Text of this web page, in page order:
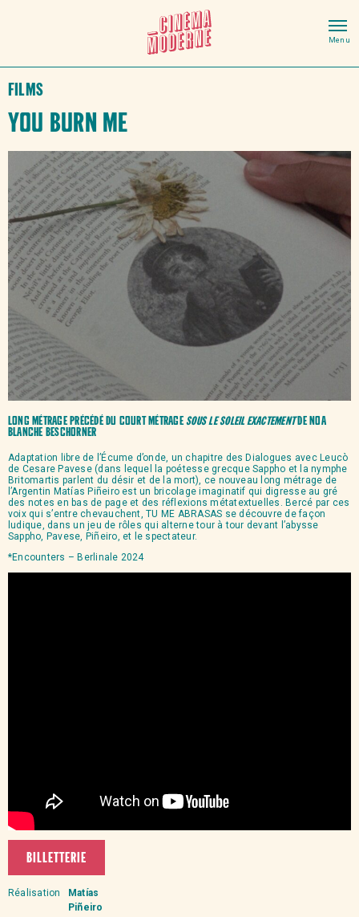
Films
You Burn Me
Long métrage précédé du court métrageSOUS LE SOLEIL EXACTEMENTde Noa
Blanche Beschorner
Adaptation libre de l’Écume d’onde, un chapitre des Dialogues avec Leucò
de Cesare Pavese (dans lequel la poétesse grecque Sappho et la nymphe
Britomartis parlent du désir et de la mort), ce nouveau long métrage de
l’Argentin Matías Piñeiro est un bricolage imaginatif qui digresse au gré
des notes en bas de page et des réflexions métatextuelles. Bercé par ces
voix qui s’entre chevauchent, TU ME ABRASAS se découvre de façon
ludique, dans un jeu de rôles qui alterne tour à tour devant l’abysse
Sappho, Pavese, Piñeiro, et le spectateur.
*Encounters – Berlinale 2024
BILLETTERIE
Réalisation
Matías
Piñeiro